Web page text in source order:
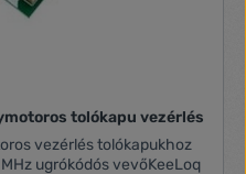
tolókapu vezérlés
vezérlés tolókapukhoz
ugrókódós vevőKeeLoq